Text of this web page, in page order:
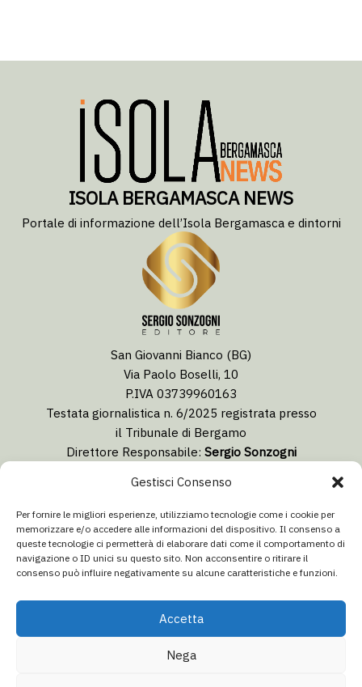
Gestisci Consenso
Per fornire le migliori esperienze, utilizziamo tecnologie come i cookie per
memorizzare e/o accedere alle informazioni del dispositivo. Il consenso a
queste tecnologie ci permetterà di elaborare dati come il comportamento di
navigazione o ID unici su questo sito. Non acconsentire o ritirare il
consenso può influire negativamente su alcune caratteristiche e funzioni.
Accetta
Nega
ISOLA BERGAMASCA NEWS
Portale di informazione dell’Isola Bergamasca e dintorni
San Giovanni Bianco (BG)
Via Paolo Boselli, 10
P.IVA 03739960163
Testata giornalistica n. 6/2025 registrata presso
il Tribunale di Bergamo
Direttore Responsabile: Sergio Sonzogni
redazione@isolabergamascanews.it
info@italiacommunication.com
Telefono: 0345 41834